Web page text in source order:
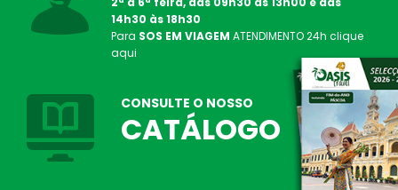
14h30 às 18h30
Para SOS EM VIAGEM ATENDIMENTO24h clique
aqui
CONSULTE O NOSSO
CATÁLOGO